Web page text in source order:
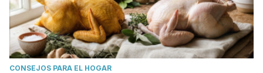
CONSEJOS PARA EL HOGAR